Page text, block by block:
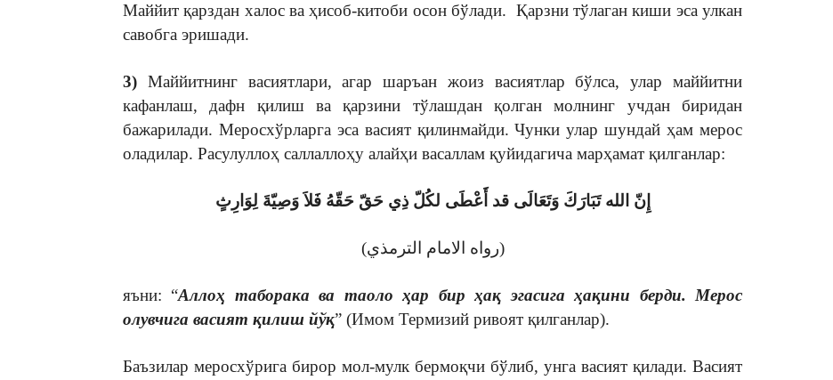
Маййит қарздан халос ва ҳисоб-китоби осон бўлади. Қарзни тўлаган киши эса улкан
савобга эришади.
3) Маййитнинг васиятлари, агар шаръан жоиз васиятлар бўлса, улар маййитни
кафанлаш, дафн қилиш ва қарзини тўлашдан қолган молнинг учдан биридан
бажарилади. Меросхўрларга эса васият қилинмайди. Чунки улар шундай ҳам мерос
оладилар. Расулуллоҳ саллаллоҳу алайҳи васаллам қуйидагича марҳамат қилганлар:
إِنّ الله تَبَارَكَ وَتَعَالَى قد أَعْطَى لكُلّ ذِي حَقّ حَقّهُ فَلاَ وَصِيّةَ لِوَارِثٍ
(رواه الامام الترمذي)
яъни: “Аллоҳ таборака ва таоло ҳар бир ҳақ эгасига ҳақини берди. Мерос
олувчига васият қилиш йўқ” (Имом Термизий ривоят қилганлар).
Баъзилар меросхўрига бирор мол-мулк бермоқчи бўлиб, унга васият қилади. Васият